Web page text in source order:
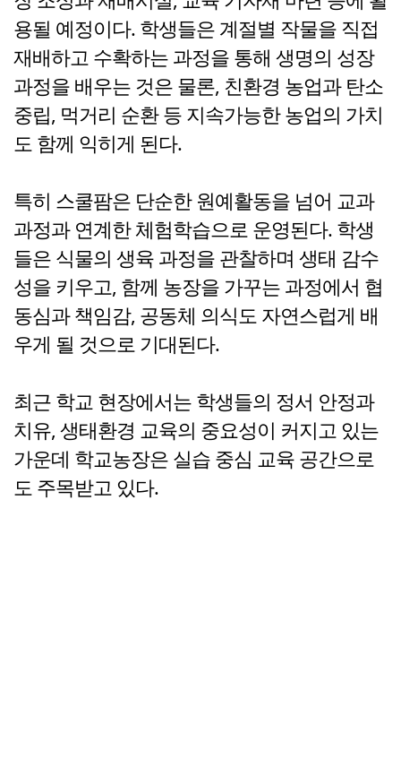
용될 예정이다. 학생들은 계절별 작물을 직접
재배하고 수확하는 과정을 통해 생명의 성장
과정을 배우는 것은 물론, 친환경 농업과 탄소
중립, 먹거리 순환 등 지속가능한 농업의 가치
도 함께 익히게 된다.
특히 스쿨팜은 단순한 원예활동을 넘어 교과
과정과 연계한 체험학습으로 운영된다. 학생
들은 식물의 생육 과정을 관찰하며 생태 감수
성을 키우고, 함께 농장을 가꾸는 과정에서 협
동심과 책임감, 공동체 의식도 자연스럽게 배
우게 될 것으로 기대된다.
최근 학교 현장에서는 학생들의 정서 안정과
치유, 생태환경 교육의 중요성이 커지고 있는
가운데 학교농장은 실습 중심 교육 공간으로
도 주목받고 있다.